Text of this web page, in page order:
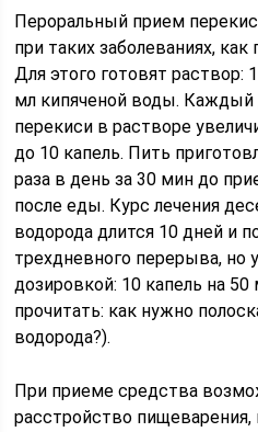
Пероральный прием
при таких заболеваниях,
Для этого готовят раствор:
мл кипяченой воды. Каждый
перекиси в растворе
до 10 капель. Пить
раза в день за 30 мин до
после еды. Курс лечения
водорода длится 10 дней и
трехдневного перерыва, но
дозировкой: 10 капель на
прочитать: как нужно
водорода?).
При приеме средства
расстройство